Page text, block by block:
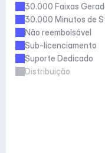
30.000 Faixas
30.000 Minutos de
Não reembolsável
Sub-licenciamento
Suporte Dedicado
Distribuição